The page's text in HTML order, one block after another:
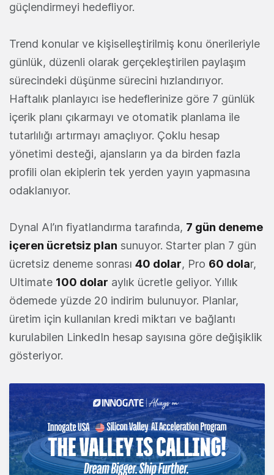
güçlendirmeyi hedefliyor.
Trend konular ve kişiselleştirilmiş konu önerileriyle
günlük, düzenli olarak gerçekleştirilen paylaşım
sürecindeki düşünme sürecini hızlandırıyor.
Haftalık planlayıcı ise hedeflerinize göre 7 günlük
içerik planı çıkarmayı ve otomatik planlama ile
tutarlılığı artırmayı amaçlıyor. Çoklu hesap
yönetimi desteği, ajansların ya da birden fazla
profili olan ekiplerin tek yerden yayın yapmasına
odaklanıyor.
Dynal AI’ın fiyatlandırma tarafında, 7 gün deneme
içeren ücretsiz plan sunuyor. Starter plan 7 gün
ücretsiz deneme sonrası 40 dolar, Pro 60 dolar,
Ultimate 100 dolar aylık ücretle geliyor. Yıllık
ödemede yüzde 20 indirim bulunuyor. Planlar,
üretim için kullanılan kredi miktarı ve bağlantı
kurulabilen LinkedIn hesap sayısına göre değişiklik
gösteriyor.